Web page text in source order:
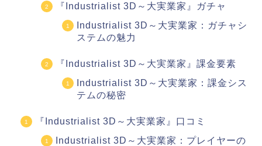
『Industrialist 3D～大実業家』ガチャ
Industrialist 3D～大実業家：ガチャシ
ステムの魅力
『Industrialist 3D～大実業家』課金要素
Industrialist 3D～大実業家：課金シス
テムの秘密
『Industrialist 3D～大実業家』口コミ
Industrialist 3D～大実業家：プレイヤーの